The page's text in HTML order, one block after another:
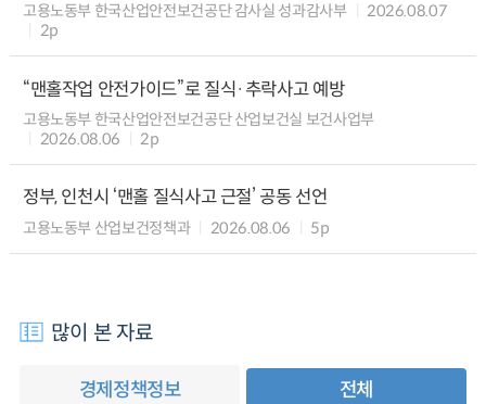
고용노동부 한국산업안전보건공단 감사실 성과감사부
2026.08.07
2p
“맨홀작업 안전가이드”로 질식·추락사고 예방
고용노동부 한국산업안전보건공단 산업보건실 보건사업부
2026.08.06
2p
정부, 인천시 ‘맨홀 질식사고 근절’ 공동 선언
고용노동부 산업보건정책과 2026.08.06 5p
많이 본 자료
경제정책정보 전체